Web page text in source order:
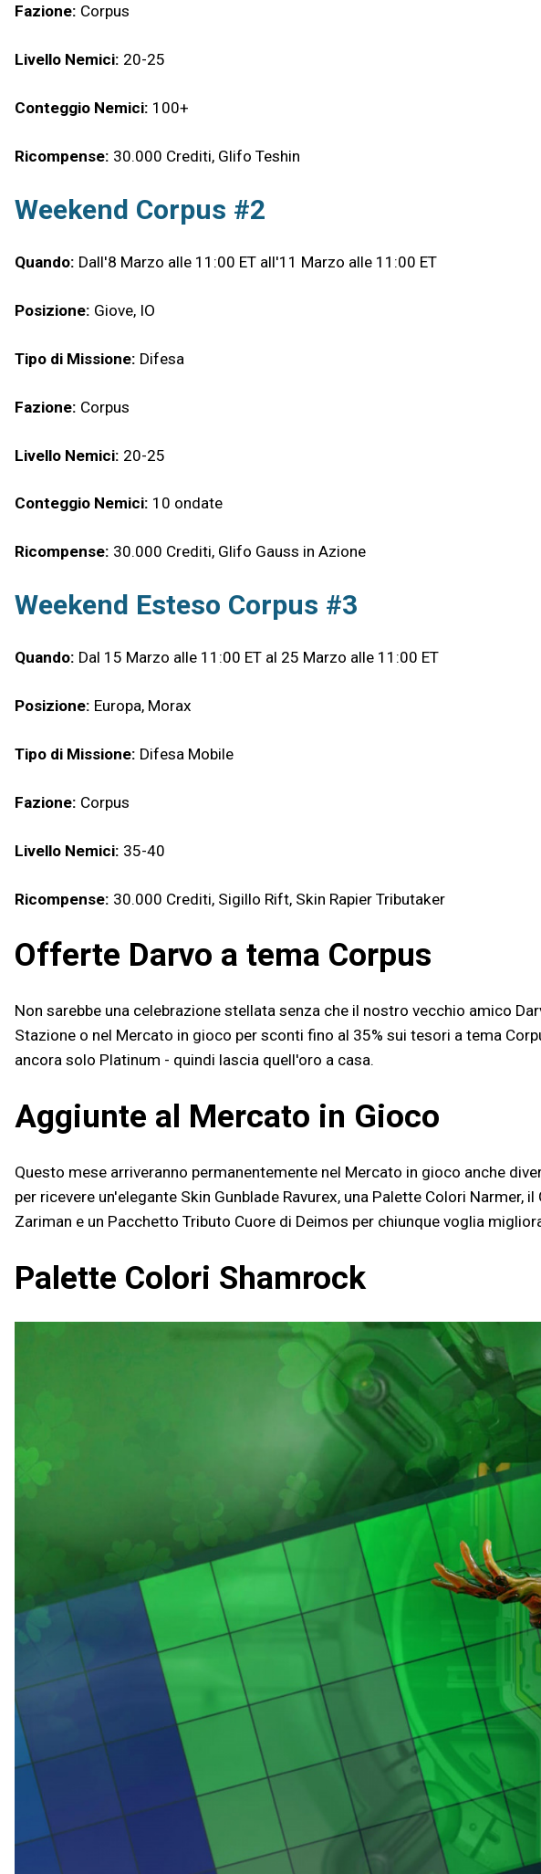
Fazione: Corpus
Livello Nemici: 20-25
Conteggio Nemici: 100+
Ricompense: 30.000 Crediti, Glifo Teshin
Weekend Corpus #2
Quando: Dall'8 Marzo alle 11:00 ET all'11 Marzo alle 11:00 ET
Posizione: Giove, IO
Tipo di Missione: Difesa
Fazione: Corpus
Livello Nemici: 20-25
Conteggio Nemici: 10 ondate
Ricompense: 30.000 Crediti, Glifo Gauss in Azione
Weekend Esteso Corpus #3
Quando: Dal 15 Marzo alle 11:00 ET al 25 Marzo alle 11:00 ET
Posizione: Europa, Morax
Tipo di Missione: Difesa Mobile
Fazione: Corpus
Livello Nemici: 35-40
Ricompense: 30.000 Crediti, Sigillo Rift, Skin Rapier Tributaker
Offerte Darvo a tema Corpus
Non sarebbe una celebrazione stellata senza che il nostro vecchio amico
Stazione o nel Mercato in gioco per sconti fino al 35% sui tesori a tema
ancora solo Platinum - quindi lascia quell'oro a casa.
Aggiunte al Mercato in Gioco
Questo mese arriveranno permanentemente nel Mercato in gioco anche
per ricevere un'elegante Skin Gunblade Ravurex, una Palette Colori
Zariman e un Pacchetto Tributo Cuore di Deimos per chiunque voglia
Palette Colori Shamrock